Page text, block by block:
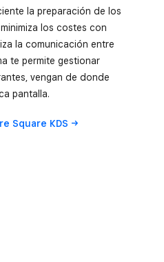
la preparación de los
los costes con
la comunicación entre
te permite gestionar
vengan de donde
pantalla.
Square KDS